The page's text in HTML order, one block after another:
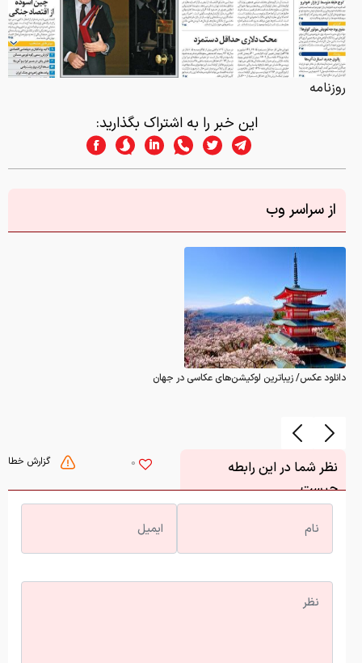
روزنامه
این خبر را به اشتراک بگذارید:
از سراسر وب
دانلود عکس/ زیباترین لوکیشن‌های عکاسی در جهان
گزارش خطا 0
نظر شما در این رابطه
چیست